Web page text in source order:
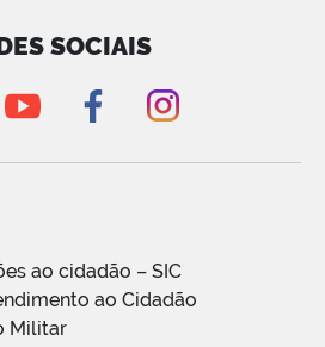
SOCIAIS
ao cidadão – SIC
ao Cidadão
Militar